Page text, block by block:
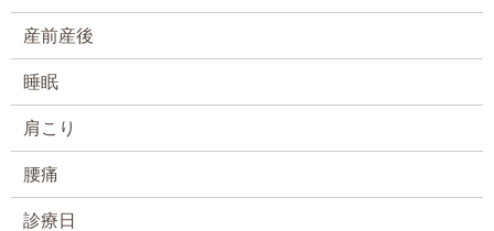
産前産後
睡眠
肩こり
腰痛
診療日